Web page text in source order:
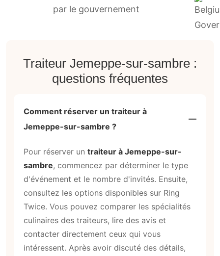
par le gouvernement
Traiteur Jemeppe-sur-sambre :
questions fréquentes
Comment réserver un traiteur à
Jemeppe-sur-sambre ?
Pour réserver un traiteur à Jemeppe-sur-
sambre, commencez par déterminer le type
d'événement et le nombre d'invités. Ensuite,
consultez les options disponibles sur Ring
Twice. Vous pouvez comparer les spécialités
culinaires des traiteurs, lire des avis et
contacter directement ceux qui vous
intéressent. Après avoir discuté des détails,